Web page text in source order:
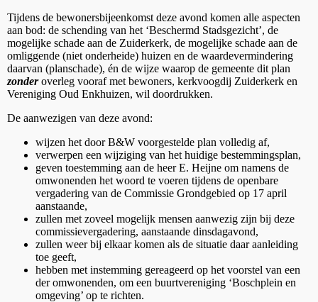
Tijdens de bewonersbijeenkomst deze avond komen alle aspecten
aan bod: de schending van het ‘Beschermd Stadsgezicht’, de
mogelijke schade aan de Zuiderkerk, de mogelijke schade aan de
omliggende (niet onderheide) huizen en de waardevermindering
daarvan (planschade), én de wijze waarop de gemeente dit plan
zonderoverleg vooraf met bewoners, kerkvoogdij Zuiderkerk en
Vereniging Oud Enkhuizen, wil doordrukken.
De aanwezigen van deze avond:
wijzen het door B&W voorgestelde plan volledig af,
verwerpen een wijziging van het huidige bestemmingsplan,
geven toestemming aan de heer E. Heijne om namens de
omwonenden het woord te voeren tijdens de openbare
vergadering van de Commissie Grondgebied op 17 april
aanstaande,
zullen met zoveel mogelijk mensen aanwezig zijn bij deze
commissievergadering, aanstaande dinsdagavond,
zullen weer bij elkaar komen als de situatie daar aanleiding
toe geeft,
hebben met instemming gereageerd op het voorstel van een
der omwonenden, om een buurtvereniging ‘Boschplein en
omgeving’ op te richten.